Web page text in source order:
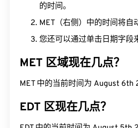
的时间。
MET（右侧）中的时间将自
您还可以通过单击日期字段
MET 区域现在几点？
MET 中的当前时间为 August 6th
EDT 区现在几点？